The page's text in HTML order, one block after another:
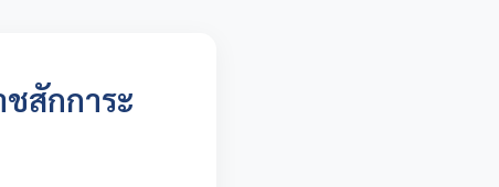
สักการะ